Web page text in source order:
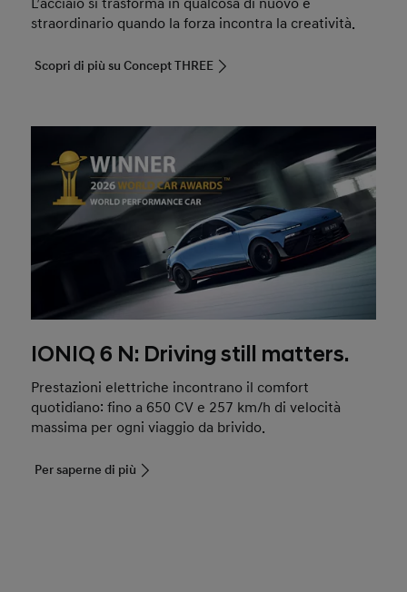
L’acciaio si trasforma in qualcosa di nuovo e
straordinario quando la forza incontra la creatività.
Scopri di più su Concept THREE
IONIQ 6 N: Driving still matters.
Prestazioni elettriche incontrano il comfort
quotidiano: fino a 650 CV e 257 km/h di velocità
massima per ogni viaggio da brivido.
Per saperne di più